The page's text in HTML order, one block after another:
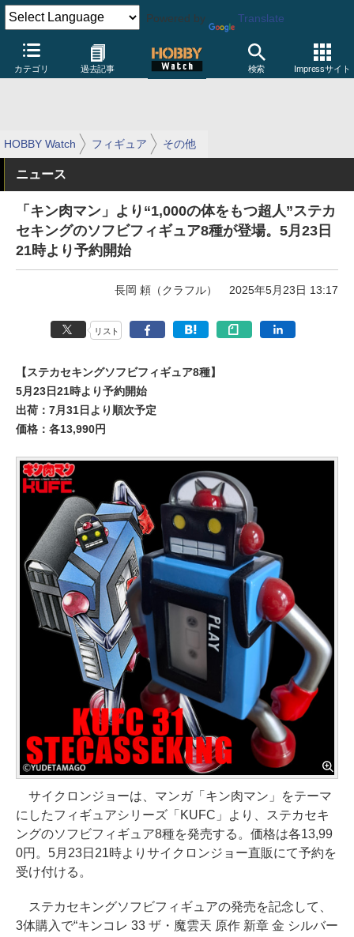
Powered by Translate
カテゴリ 過去記事 検索 Impressサイト
HOBBY Watch フィギュア その他
ニュース
「キン肉マン」より“1,000の体をもつ超人”ステカ
セキングのソフビフィギュア8種が登場。5月23日
21時より予約開始
長岡 頼（クラフル） 2025年5月23日 13:17
リスト
【ステカセキングソフビフィギュア8種】
5月23日21時より予約開始
出荷：7月31日より順次予定
価格：各13,990円
サイクロンジョーは、マンガ「キン肉マン」をテーマ
にしたフィギュアシリーズ「KUFC」より、ステカセキ
ングのソフビフィギュア8種を発売する。価格は各13,99
0円。5月23日21時よりサイクロンジョー直販にて予約を
受け付ける。
ステカセキングソフビフィギュアの発売を記念して、
3体購入で“キンコレ 33 ザ・魔雲天 原作 新章 金 シルバー